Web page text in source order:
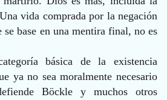
vida comprada por la negación
base en una mentira final, no es
básica de la existencia
ya no sea moralmente necesario
Böckle y muchos otros